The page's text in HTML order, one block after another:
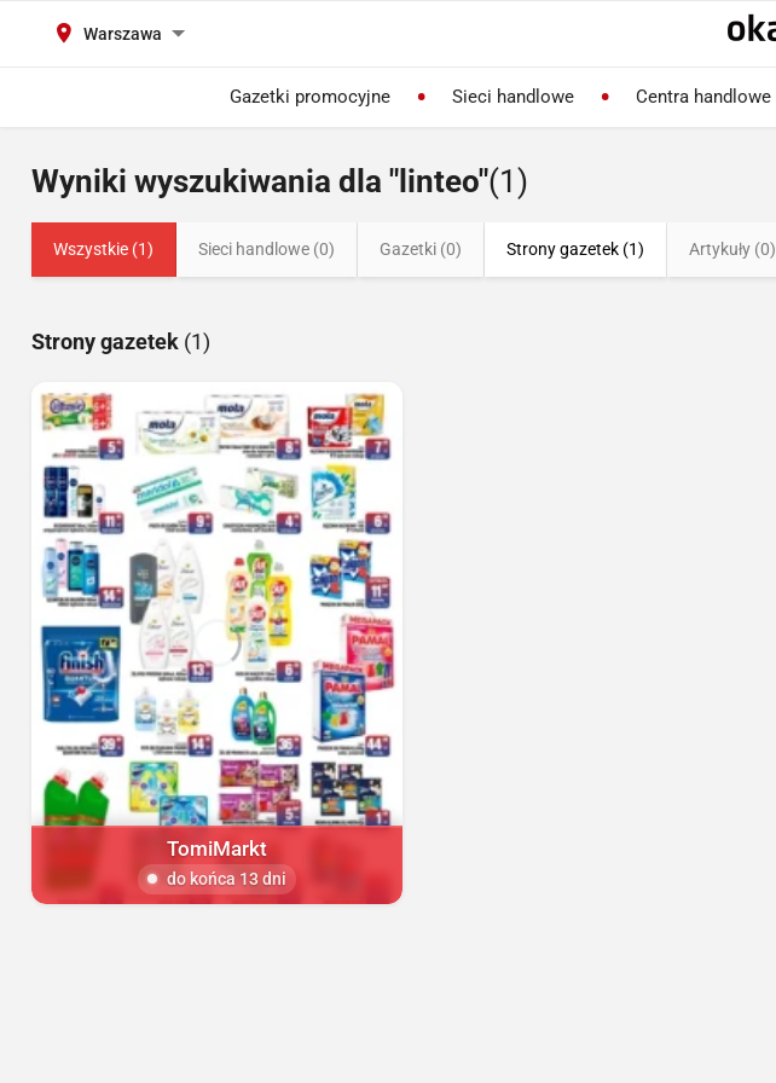
Warszawa
Gazetki promocyjne Sieci handlowe Centra handlowe
Wyniki wyszukiwania dla "linteo"(1)
Wszystkie (1) Sieci handlowe (0) Gazetki (0) Strony gazetek (1) Artykuły (0)
Strony gazetek (1)
TomiMarkt
do końca 13 dni